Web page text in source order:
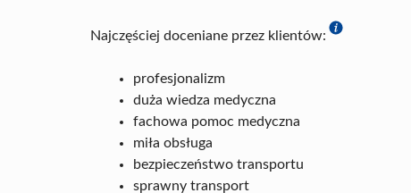
Najczęściej doceniane przez klientów:
profesjonalizm
duża wiedza medyczna
fachowa pomoc medyczna
miła obsługa
bezpieczeństwo transportu
sprawny transport